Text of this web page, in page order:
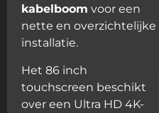
kabelboom voor een
nette en overzichtelijke
installatie.
Het 86 inch
touchscreen beschikt
over een Ultra HD 4K-